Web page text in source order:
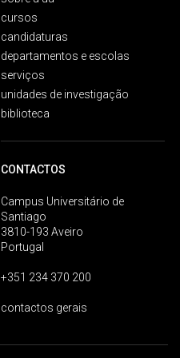
cursos
candidaturas
departamentos e escolas
serviços
unidades de investigação
biblioteca
CONTACTOS
Campus Universitário de
Santiago
3810-193 Aveiro
Portugal
+351 234 370 200
contactos gerais